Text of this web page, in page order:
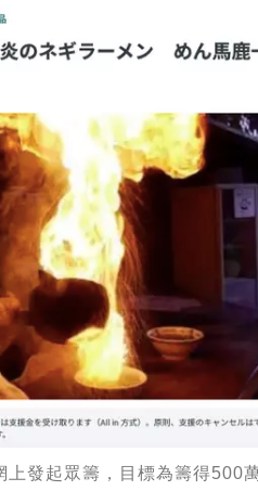
上發起眾籌，目標為籌得500